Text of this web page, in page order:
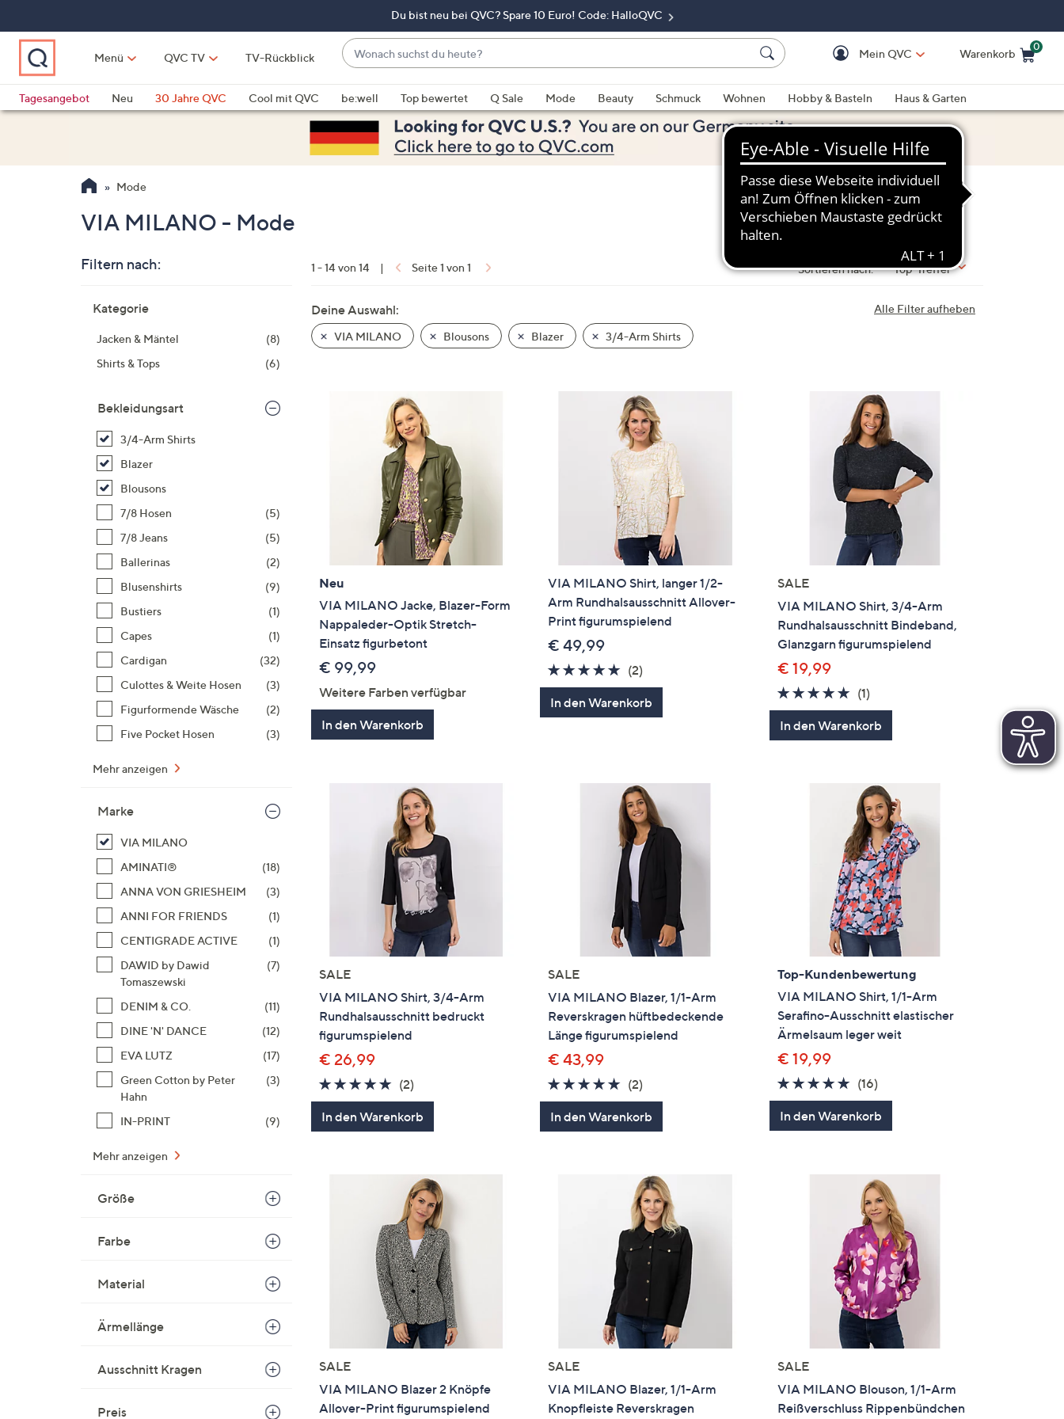
springen
Du bist neu bei QVC? Spare 10 Euro! Code: HalloQVC
Menü QVC TV TV-Rückblick
Wonach
suchst
du
heute?
Vorschläge
verfügbar
sind,
verwenden
und
unten
oder
wischen
Geräten
anzuzeigen.
Mein QVC Warenkorb
0
Tagesangebot
Neu 30 Jahre QVC Cool mit QVC be:well Top bewertet Q Sale Mode Beauty Schmuck Wohnen Hobby & Basteln
Haus & Garten
Mode
VIA MILANO - Mode
Filtern nach:
Produktliste
Kategorie
Jacken & Mäntel
(8)
Shirts & Tops
(6)
Bekleidungsart
3/4-Arm Shirts
Blazer
Blousons
7/8 Hosen
(5)
7/8 Jeans
(5)
Ballerinas
(2)
Blusenshirts
(9)
Bustiers
(1)
Capes
(1)
Cardigan
(32)
Culottes & Weite Hosen
(3)
Figurformende Wäsche
(2)
Five Pocket Hosen
(3)
Mehr anzeigen
Marke
VIA MILANO
AMINATI®
(18)
ANNA VON GRIESHEIM
(3)
ANNI FOR FRIENDS
(1)
CENTIGRADE ACTIVE
(1)
DAWID by Dawid
Tomaszewski
(7)
DENIM & CO.
(11)
DINE 'N' DANCE
(12)
EVA LUTZ
(17)
Green Cotton by Peter
Hahn
(3)
IN-PRINT (9)
Mehr anzeigen
Größe
Farbe
Material
Ärmellänge
Ausschnitt Kragen
Preis
1 - 14 von 14 | Seite 1 von 1 Sortieren nach: Top-Treffer
Alle Filter aufheben
Deine Auswahl:
VIA MILANO Blousons Blazer 3/4-Arm Shirts
Neu
VIA MILANO Jacke, Blazer-Form
Nappaleder-Optik Stretch-
Einsatz figurbetont
€ 99,99
Weitere Farben verfügbar
In den Warenkorb
VIA MILANO Shirt, langer 1/2-
Arm Rundhalsausschnitt Allover-
Print figurumspielend
€ 49,99
5.0
von
5
(2)
Bewertungen
In den Warenkorb
SALE
VIA MILANO Shirt, 3/4-Arm
Rundhalsausschnitt Bindeband,
Glanzgarn figurumspielend
€ 19,99
5.0
von
5
(1)
Bewertungen
In den Warenkorb
SALE
VIA MILANO Shirt, 3/4-Arm
Rundhalsausschnitt bedruckt
figurumspielend
€ 26,99
5.0
von
5
(2)2
Bewertungen
In den Warenkorb
SALE
VIA MILANO Blazer, 1/1-Arm
Reverskragen hüftbedeckende
Länge figurumspielend
€ 43,99
5.0
von
5
(2)
Bewertungen
In den Warenkorb
Top-Kundenbewertung
VIA MILANO Shirt, 1/1-Arm
Serafino-Ausschnitt elastischer
Ärmelsaum leger weit
€ 19,99
4.7
von
5
(16)
Bewertungen
In den Warenkorb
SALE
VIA MILANO Blazer 2 Knöpfe
Allover-Print figurumspielend
SALE
VIA MILANO Blazer, 1/1-Arm
Knopfleiste Reverskragen
SALE
VIA MILANO Blouson, 1/1-Arm
Reißverschluss Rippenbündchen